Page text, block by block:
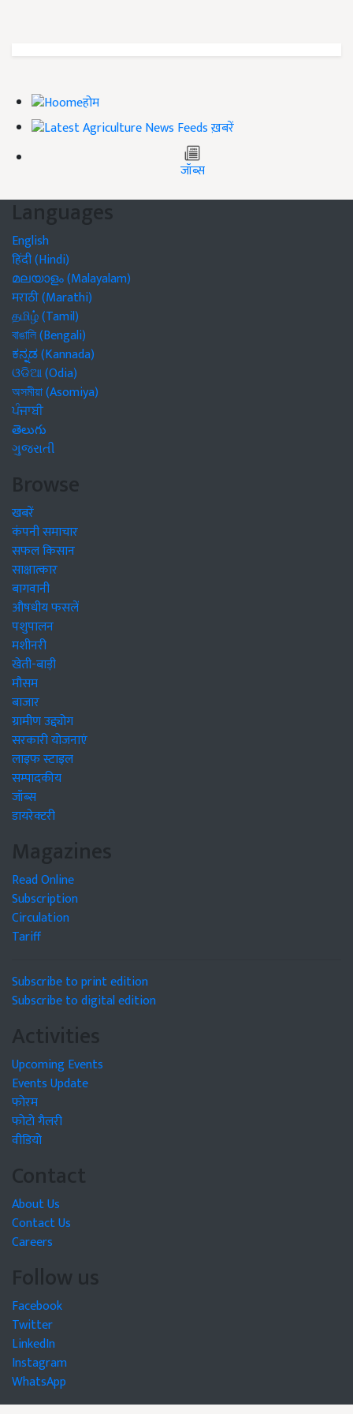
होम
ख़बरें
जॉब्स
Languages
English
हिंदी (Hindi)
മലയാളം (Malayalam)
मराठी (Marathi)
தமிழ் (Tamil)
বাঙালি (Bengali)
ಕನ್ನಡ (Kannada)
ଓଡିଆ (Odia)
অসমীয়া (Asomiya)
ਪੰਜਾਬੀ
తెలుగు
ગુજરાતી
Browse
खबरें
कंपनी समाचार
सफल किसान
साक्षात्कार
बागवानी
औषधीय फसलें
पशुपालन
मशीनरी
खेती-बाड़ी
मौसम
बाजार
ग्रामीण उद्द्योग
सरकारी योजनाएं
लाइफ स्टाइल
सम्पादकीय
जॉब्स
डायरेक्टरी
Magazines
Read Online
Subscription
Circulation
Tariff
Subscribe to print edition
Subscribe to digital edition
Activities
Upcoming Events
Events Update
फोरम
फोटो गैलरी
वीडियो
Contact
About Us
Contact Us
Careers
Follow us
Facebook
Twitter
LinkedIn
Instagram
WhatsApp